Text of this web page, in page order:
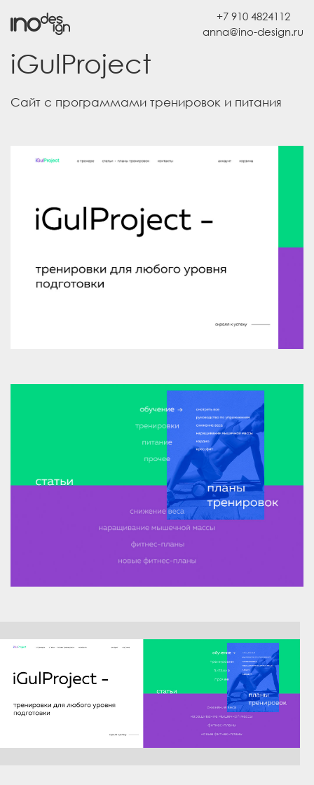
+7 910 4824112
iGulProject
Сайт с программами тренировок и питания